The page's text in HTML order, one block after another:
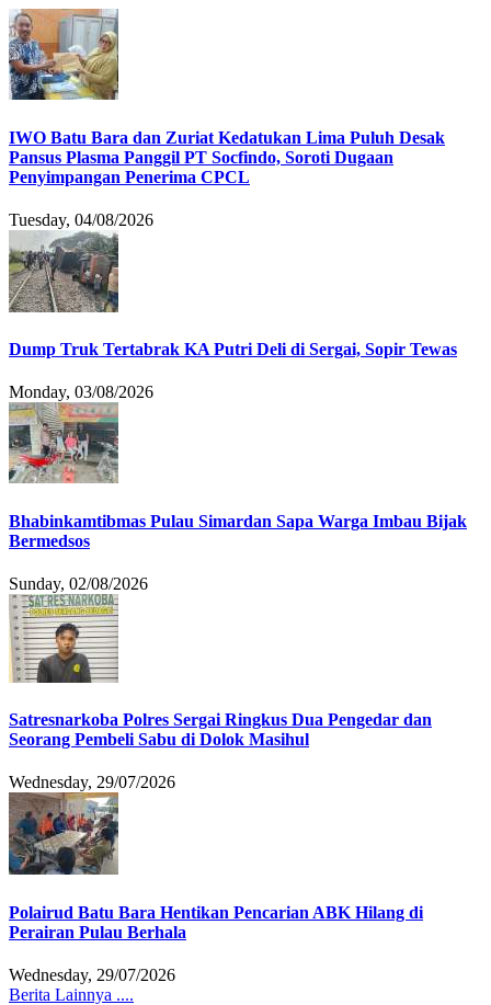
IWO Batu Bara dan Zuriat Kedatukan Lima Puluh Desak
Pansus Plasma Panggil PT Socfindo, Soroti Dugaan
Penyimpangan Penerima CPCL
Tuesday, 04/08/2026
Dump Truk Tertabrak KA Putri Deli di Sergai, Sopir Tewas
Monday, 03/08/2026
Bhabinkamtibmas Pulau Simardan Sapa Warga Imbau Bijak
Bermedsos
Sunday, 02/08/2026
Satresnarkoba Polres Sergai Ringkus Dua Pengedar dan
Seorang Pembeli Sabu di Dolok Masihul
Wednesday, 29/07/2026
Polairud Batu Bara Hentikan Pencarian ABK Hilang di
Perairan Pulau Berhala
Wednesday, 29/07/2026
Berita Lainnya ....